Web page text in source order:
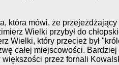
która mówi, że
Wielki przybył do
Wielki, który przecież był
całej miejscowości.
większości przez fornali